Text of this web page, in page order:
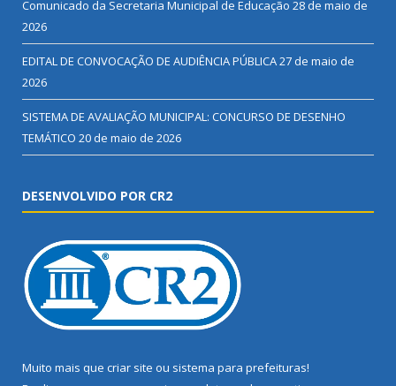
Comunicado da Secretaria Municipal de Educação 28 de maio de
2026
EDITAL DE CONVOCAÇÃO DE AUDIÊNCIA PÚBLICA27 de maio de
2026
SISTEMA DE AVALIAÇÃO MUNICIPAL: CONCURSO DE DESENHO
TEMÁTICO 20 de maio de 2026
DESENVOLVIDO POR CR2
Muito mais que criar site ou sistema para prefeituras!